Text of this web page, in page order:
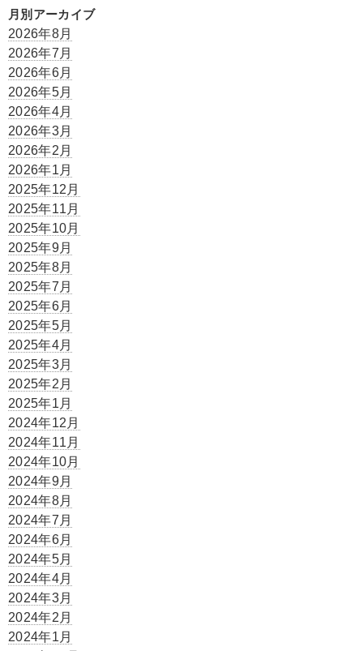
月別アーカイブ
2026年8月
2026年7月
2026年6月
2026年5月
2026年4月
2026年3月
2026年2月
2026年1月
2025年12月
2025年11月
2025年10月
2025年9月
2025年8月
2025年7月
2025年6月
2025年5月
2025年4月
2025年3月
2025年2月
2025年1月
2024年12月
2024年11月
2024年10月
2024年9月
2024年8月
2024年7月
2024年6月
2024年5月
2024年4月
2024年3月
2024年2月
2024年1月